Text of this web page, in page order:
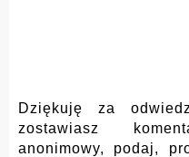
Dziękuję za
zostawiasz
anonimowy, podaj,